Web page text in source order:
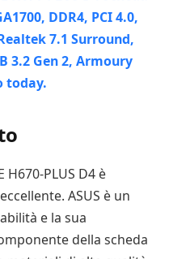
H670-PLUS D4 è
ASUS è un
e la sua
della scheda